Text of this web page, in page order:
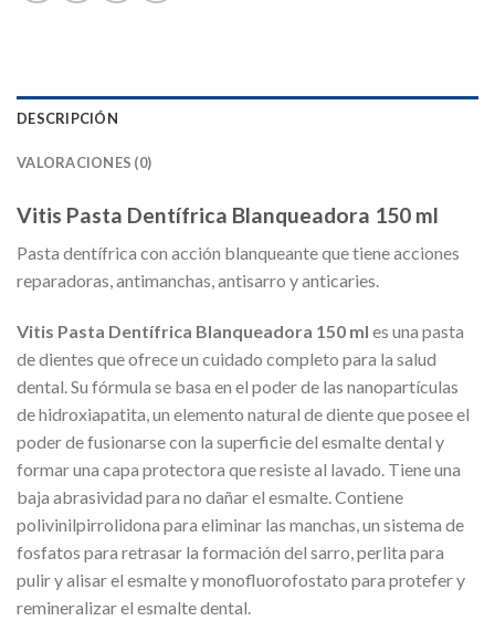
DESCRIPCIÓN
VALORACIONES (0)
Vitis Pasta Dentífrica Blanqueadora 150 ml
Pasta dentífrica con acción blanqueante que tiene acciones
reparadoras, antimanchas, antisarro y anticaries.
Vitis Pasta Dentífrica Blanqueadora 150 ml es una pasta
de dientes que ofrece un cuidado completo para la salud
dental. Su fórmula se basa en el poder de las nanopartículas
de hidroxiapatita, un elemento natural de diente que posee el
poder de fusionarse con la superficie del esmalte dental y
formar una capa protectora que resiste al lavado. Tiene una
baja abrasividad para no dañar el esmalte. Contiene
polivinilpirrolidona para eliminar las manchas, un sistema de
fosfatos para retrasar la formación del sarro, perlita para
pulir y alisar el esmalte y monofluorofostato para protefer y
remineralizar el esmalte dental.